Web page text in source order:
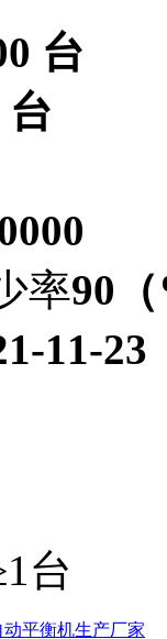
台
台
率90
11-23
台
平衡机生产厂家